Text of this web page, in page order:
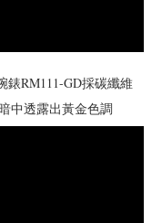
錶RM111-GD採碳纖維
中透露出黃金色調